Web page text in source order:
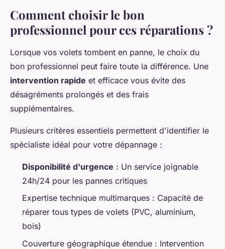
Comment choisir le bon
professionnel pour ces réparations ?
Lorsque vos volets tombent en panne, le choix du
bon professionnel peut faire toute la différence. Une
intervention rapide et efficace vous évite des
désagréments prolongés et des frais
supplémentaires.
Plusieurs critères essentiels permettent d'identifier le
spécialiste idéal pour votre dépannage :
Disponibilité d'urgence : Un service joignable
24h/24 pour les pannes critiques
Expertise technique multimarques : Capacité de
réparer tous types de volets (PVC, aluminium,
bois)
Couverture géographique étendue : Intervention